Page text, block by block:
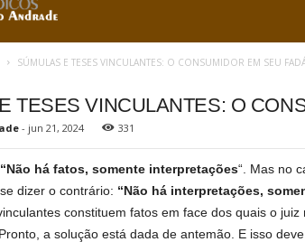
SÚMULAS E TESES VINCULANTES: O CONSUMIDOR EM SEU
TESES VINCULANTES: O
- jun 21, 2024 331
“Não há fatos, somente interpretações“. Mas no
dizer o contrário: “Não há interpretações,
constituem fatos em face dos quais o
a solução está dada de antemão. E isso